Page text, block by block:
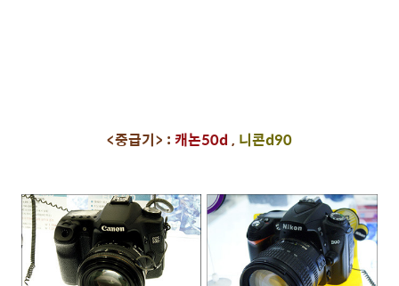
<중급기> : 캐논50d , 니콘d90